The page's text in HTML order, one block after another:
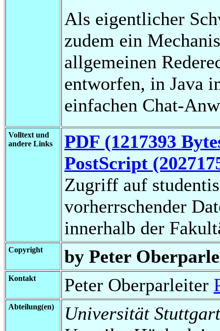
Als eigentlicher
zudem ein
allgemeinen
entworfen, in Java
einfachen Chat-
Volltext und
andere Links
PDF (1217393
PostScript
Zugriff auf
vorherrschender
innerhalb der
Copyright by Peter
Kontakt Peter Oberparleiter
Abteilung(en)
Universität